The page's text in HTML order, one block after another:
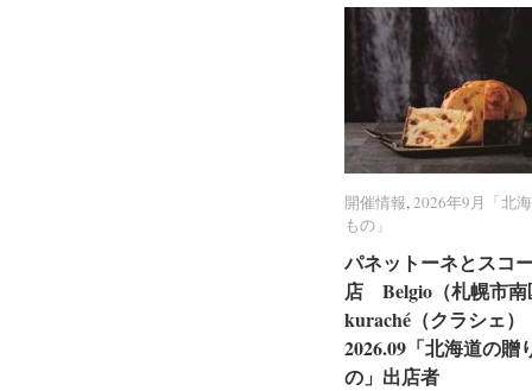
開催情報,2026年9月「北
もの」
パネットーネとスコ
店 Belgio（札幌市南
kuraché（クラシェ）
2026.09「北海道の贈
の」出店者
開催情報 2026年9月「北
もの」
パネットーネとスコ
店 Belgio（札幌市南
kuraché（クラシェ）
2026.09「北海道の贈
の」出店者